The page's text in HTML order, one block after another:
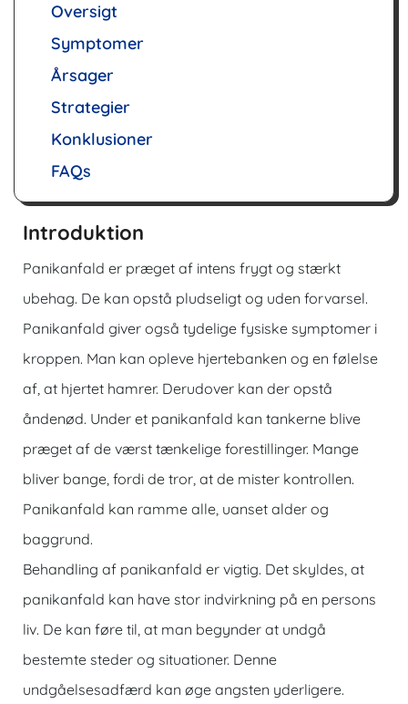
Oversigt
Symptomer
Årsager
Strategier
Konklusioner
FAQs
Introduktion
Panikanfald er præget af intens frygt og stærkt
ubehag. De kan opstå pludseligt og uden forvarsel.
Panikanfald giver også tydelige fysiske symptomer i
kroppen. Man kan opleve hjertebanken og en følelse
af, at hjertet hamrer. Derudover kan der opstå
åndenød. Under et panikanfald kan tankerne blive
præget af de værst tænkelige forestillinger. Mange
bliver bange, fordi de tror, at de mister kontrollen.
Panikanfald kan ramme alle, uanset alder og
baggrund.
Behandling af panikanfald er vigtig. Det skyldes, at
panikanfald kan have stor indvirkning på en persons
liv. De kan føre til, at man begynder at undgå
bestemte steder og situationer. Denne
undgåelsesadfærd kan øge angsten yderligere.